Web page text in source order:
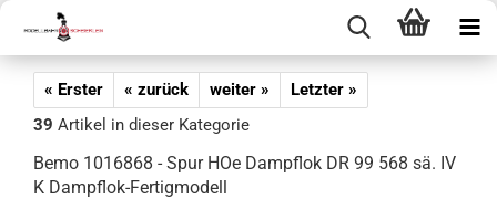
« Erster « zurück weiter »
Letzter »
39 Artikel in dieser Kategorie
Bemo 1016868 - Spur HOe Dampflok DR 99 568 sä. IV
K Dampflok-Fertigmodell